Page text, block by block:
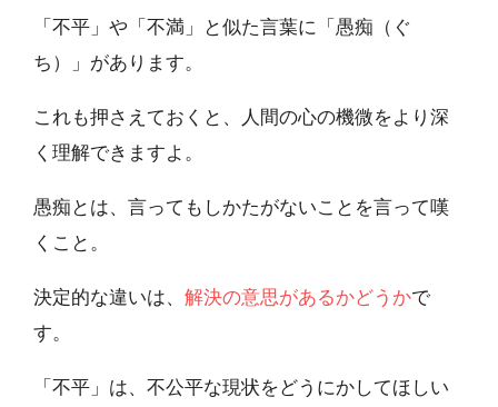
「不平」や「不満」と似た言葉に「愚痴（ぐ
ち）」があります。
これも押さえておくと、人間の心の機微をより深
く理解できますよ。
愚痴とは、言ってもしかたがないことを言って嘆
くこと。
決定的な違いは、 解決の意思があるかどうかで
す。
「不平」は、不公平な現状をどうにかしてほしい